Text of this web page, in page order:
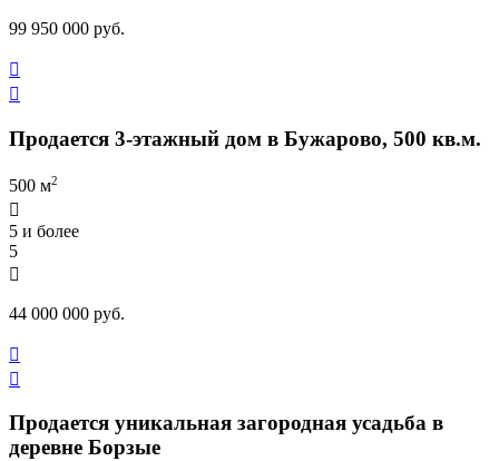
99 950 000 руб.


Продается 3-этажный дом в Бужарово, 500 кв.м.
500 м2

5 и более
5

44 000 000 руб.


Продается уникальная загородная усадьба в
деревне Борзые